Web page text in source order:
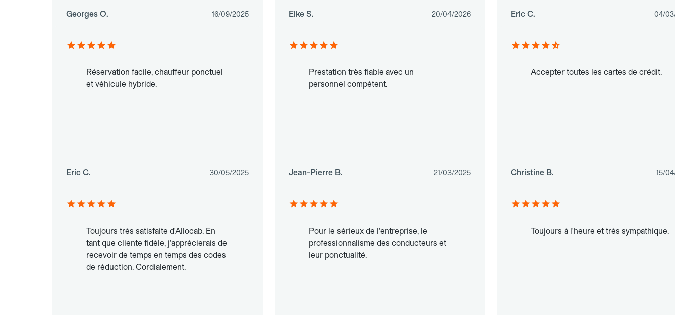
Georges O. 16/09/2025 Elke S. 20/04/2026 Eric C. 04/
Réservation facile, chauffeur ponctuel
et véhicule hybride.
Eric C. 30/05/2025
Prestation très fiable avec un
personnel compétent.
Jean-Pierre B. 21/03/2025
Accepter toutes les cartes de crédit.
Christine B. 15/
Toujours très satisfaite d'Allocab. En
tant que cliente fidèle, j'apprécierais de
recevoir de temps en temps des codes
de réduction. Cordialement.
Pour le sérieux de l'entreprise, le
professionnalisme des conducteurs et
leur ponctualité.
Toujours à l'heure et très sympathique.